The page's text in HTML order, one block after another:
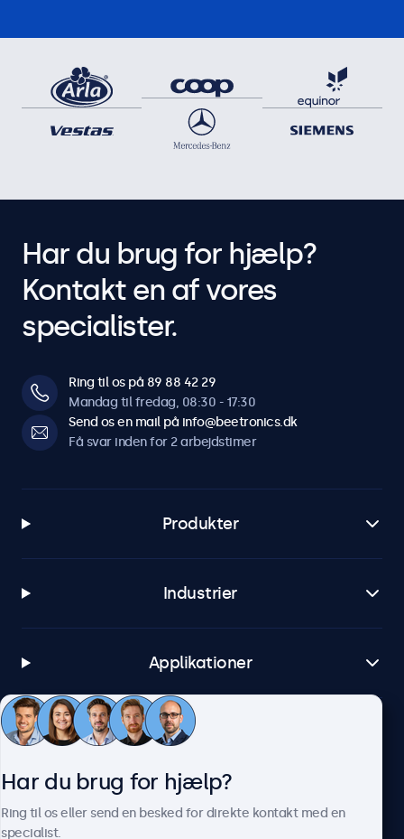
Har du brug for hjælp?
Kontakt en af vores
specialister.
Ring til os på 89 88 42 29
Mandag til fredag, 08:30 - 17:30
Send os en mail på info@beetronics.dk
Få svar inden for 2 arbejdstimer
Produkter
Industrier
Applikationer
Kundeservice
Har du brug for hjælp?
Ring til os eller send en besked for direkte kontakt med en
specialist.